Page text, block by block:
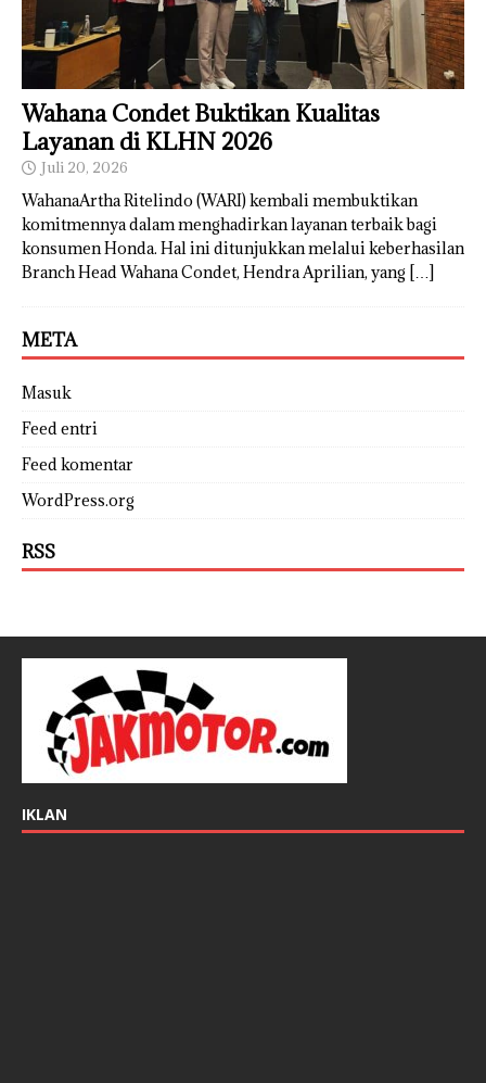
Wahana Condet Buktikan Kualitas
Layanan di KLHN 2026
Juli 20, 2026
WahanaArtha Ritelindo (WARI) kembali membuktikan
komitmennya dalam menghadirkan layanan terbaik bagi
konsumen Honda. Hal ini ditunjukkan melalui keberhasilan
Branch Head Wahana Condet, Hendra Aprilian, yang […]
META
Masuk
Feed entri
Feed komentar
WordPress.org
RSS
IKLAN